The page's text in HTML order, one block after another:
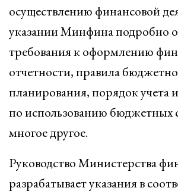
осуществлению финансовой
указании Минфина подробно
требования к оформлению
отчетности, правила
планирования, порядок учета
по использованию бюджетных
многое другое.
Руководство Министерства
разрабатывает указания в